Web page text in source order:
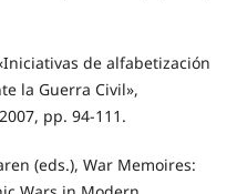
de alfabetización
la Guerra Civil»,
pp. 94-111.
(eds.), War Memoires: